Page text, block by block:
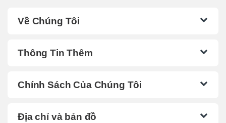
Về Chúng Tôi
Thông Tin Thêm
Chính Sách Của Chúng Tôi
Địa chỉ và bản đồ